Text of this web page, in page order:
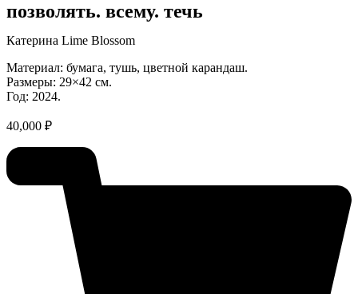
позволять. всему. течь
Катерина Lime Blossom
Материал: бумага, тушь, цветной карандаш.
Размеры: 29×42 см.
Год: 2024.
40,000 ₽